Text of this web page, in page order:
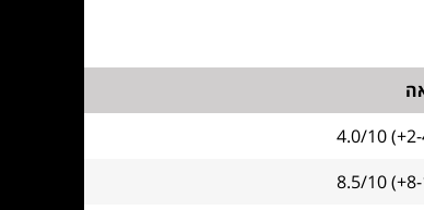
4.0/10
8.5/10